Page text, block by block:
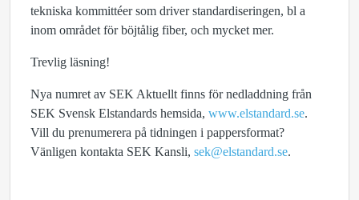
tekniska kommittéer som driver standardiseringen, bl a
inom området för böjtålig fiber, och mycket mer.
Trevlig läsning!
Nya numret av SEK Aktuellt finns för nedladdning från
SEK Svensk Elstandards hemsida, www.elstandard.se.
Vill du prenumerera på tidningen i pappersformat?
Vänligen kontakta SEK Kansli, sek@elstandard.se.